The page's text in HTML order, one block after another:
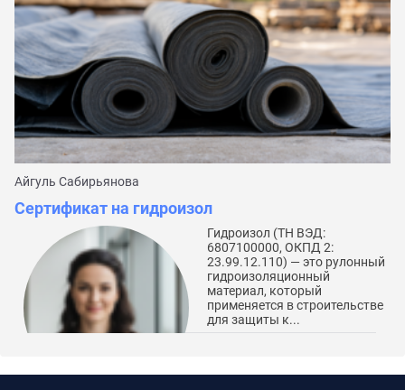
Айгуль Сабирьянова
Сертификат на гидроизол
Гидроизол (ТН ВЭД:
6807100000, ОКПД 2:
23.99.12.110) — это рулонный
гидроизоляционный
материал, который
применяется в строительстве
для защиты к...